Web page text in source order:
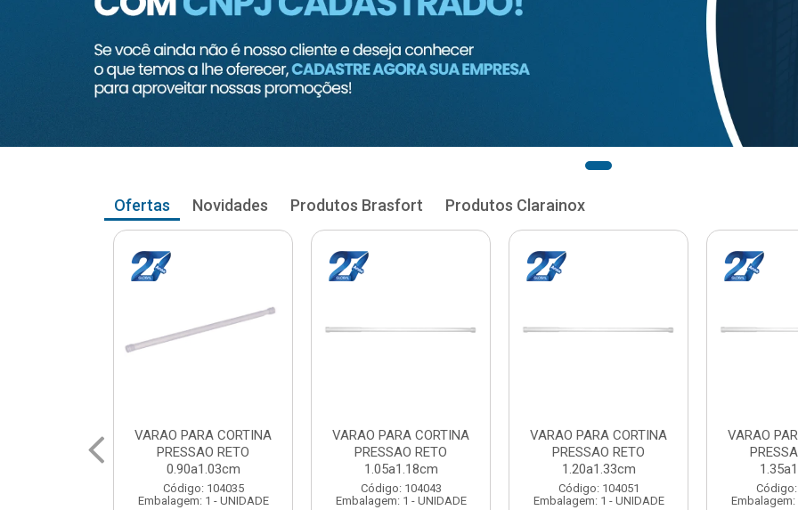
Ofertas Novidades Produtos Brasfort Produtos Clarainox
VARAO PARA CORTINA
PRESSAO RETO
1.05a1.18cm
Código: 104043
Embalagem: 1 - UNIDADE
VARAO PARA CORTINA
PRESSAO RETO
1.20a1.33cm
Código: 104051
Embalagem: 1 - UNIDADE
VARAO PARA CORTINA
PRESSAO RETO
1.35a1.48cm
Código: 104060
Embalagem: 1 - UNIDADE
VARAO
Embalagem: